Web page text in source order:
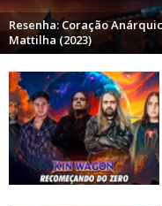
Resenha: Coração
Mattilha (2023)